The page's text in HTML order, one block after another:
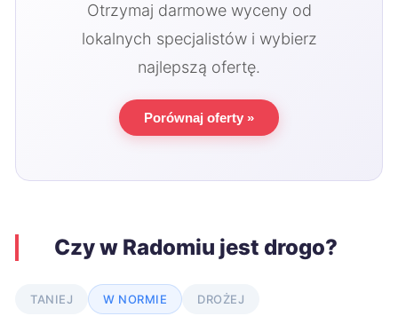
Otrzymaj darmowe wyceny od
lokalnych specjalistów i wybierz
najlepszą ofertę.
Porównaj oferty »
Czy w Radomiu jest drogo?
TANIEJ W NORMIE DROŻEJ